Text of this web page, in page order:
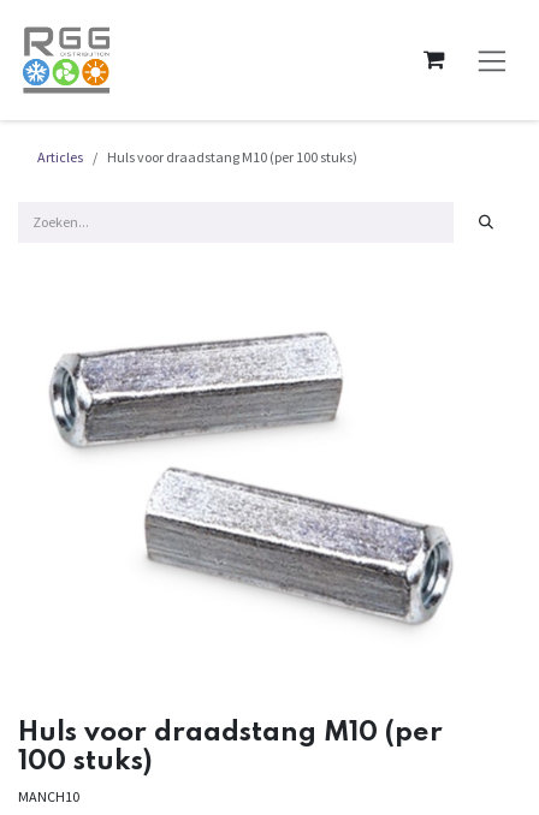
Articles Huls voor draadstang M10 (per 100 stuks)
Huls voor draadstang M10 (per
100 stuks)
MANCH10